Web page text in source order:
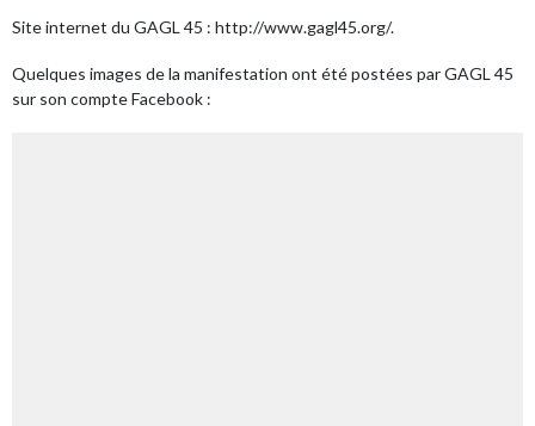
Site internet du GAGL 45 : http://www.gagl45.org/.
Quelques images de la manifestation ont été postées par GAGL 45
sur son compte Facebook :